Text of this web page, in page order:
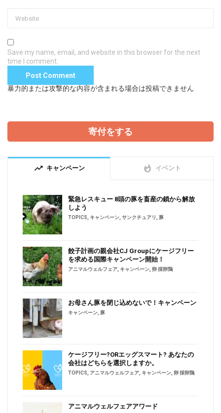
Save my name, email, and website in this browser for the next
time I comment.
暴力的または攻撃的な内容が含まれる場合は投稿できません
寄付をする
trending_up キャンペーン whatshot イベント
緊急レスキュー 8頭の豚を畜産の鎖から解放
しよう
TOPICS キャンペーン サンクチュアリ 豚
餃子計画の親会社CJ Groupにケージフリー
を求める国際キャンペーン開始！
アニマルウェルフェア キャンペーン 卵 採卵鶏
お母さん豚を閉じ込めないで！キャンペーン
キャンペーン 豚
ケージフリー?ORエッグスマート? あなたの
会社はどちらを選択しますか。
TOPICS アニマルウェルフェア キャンペーン 卵 採卵鶏
アニマルウェルフェアアワード